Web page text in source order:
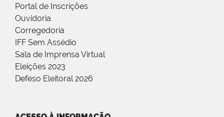
Portal de Inscrições
Ouvidoria
Corregedoria
IFF Sem Assédio
Sala de Imprensa Virtual
Eleições 2023
Defeso Eleitoral 2026